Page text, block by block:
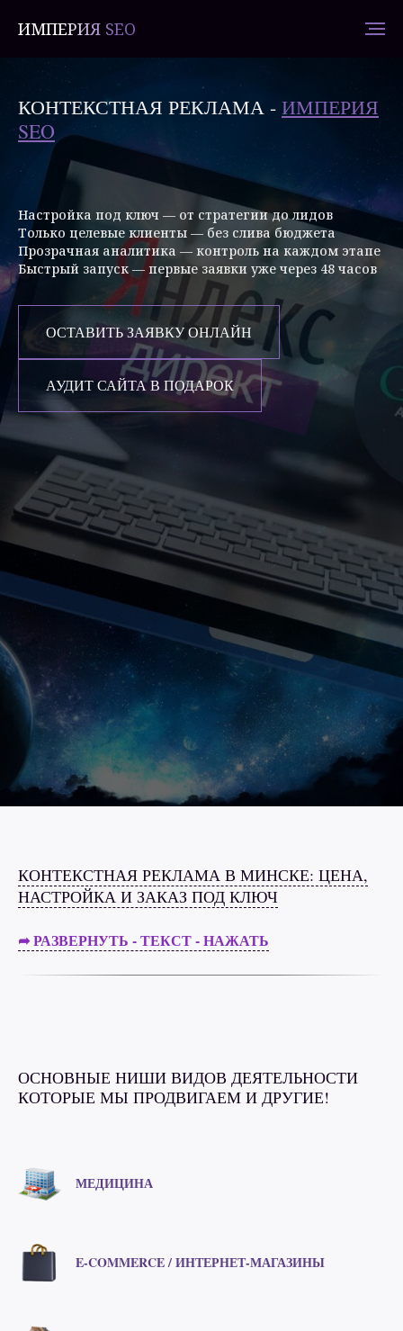
ИМПЕРИЯ SEO
КОНТЕКСТНАЯ РЕКЛАМА - ИМПЕРИЯ
SEO
Настройка под ключ — от стратегии до лидов
Только целевые клиенты — без слива бюджета
Прозрачная аналитика — контроль на каждом этапе
Быстрый запуск — первые заявки уже через 48 часов
ОСТАВИТЬ ЗАЯВКУ ОНЛАЙН
АУДИТ САЙТА В ПОДАРОК
КОНТЕКСТНАЯ РЕКЛАМА В МИНСКЕ: ЦЕНА,
НАСТРОЙКА И ЗАКАЗ ПОД КЛЮЧ
➦ РАЗВЕРНУТЬ - ТЕКСТ - НАЖАТЬ
ОСНОВНЫЕ НИШИ ВИДОВ ДЕЯТЕЛЬНОСТИ
КОТОРЫЕ МЫ ПРОДВИГАЕМ И ДРУГИЕ!
МЕДИЦИНА
E-COMMERCE / ИНТЕРНЕТ-МАГАЗИНЫ